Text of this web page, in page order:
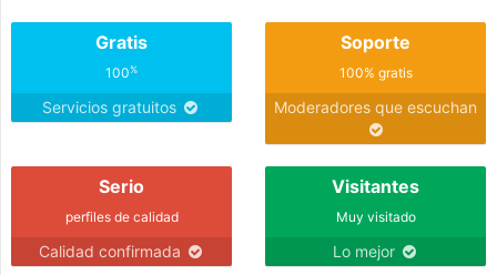
Gratis
100%
Servicios gratuitos
Soporte
100% gratis
Moderadores que escuchan
Serio
perfiles de calidad
Calidad confirmada
Visitantes
Muy visitado
Lo mejor